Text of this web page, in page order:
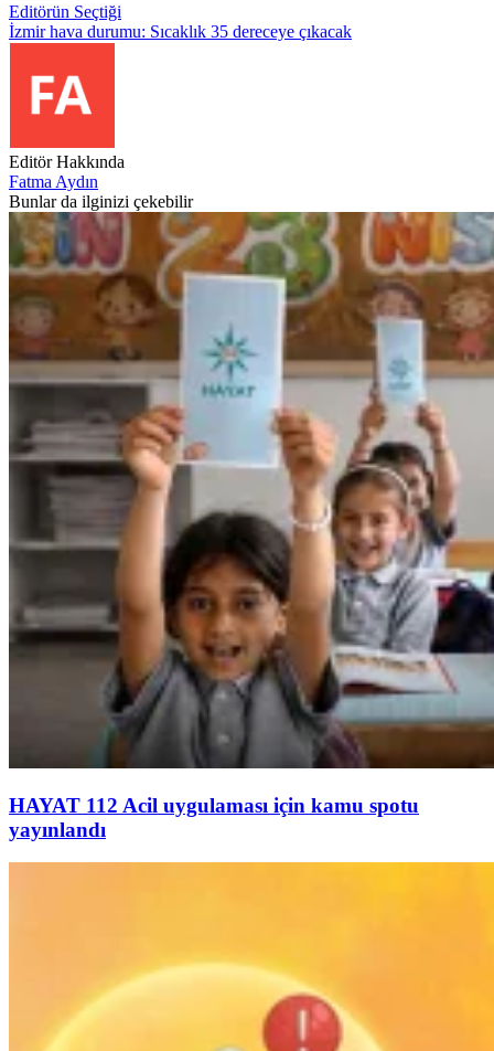
Editörün Seçtiği
İzmir hava durumu: Sıcaklık 35 dereceye çıkacak
Editör Hakkında
Fatma Aydın
Bunlar da ilginizi çekebilir
HAYAT 112 Acil uygulaması için kamu spotu
yayınlandı